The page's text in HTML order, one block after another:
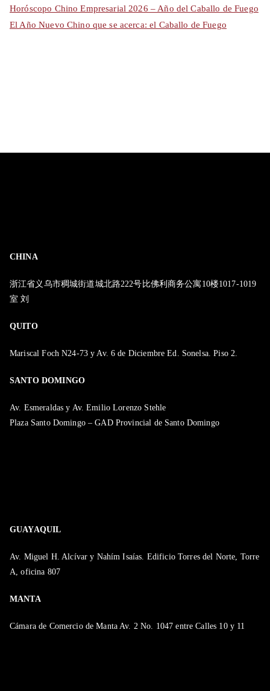
Horóscopo Chino Empresarial 2026 – Año del Caballo de Fuego
El Año Nuevo Chino que se acerca: el Caballo de Fuego
CHINA
浙江省义乌市稠城街道城北路222号比佛利商务公寓10楼1017-1019
室 刘
QUITO
Mariscal Foch N24-73 y Av. 6 de Diciembre Ed. Sonelsa. Piso 2.
SANTO DOMINGO
Av. Esmeraldas y Av. Emilio Lorenzo Stehle
Plaza Santo Domingo – GAD Provincial de Santo Domingo
GUAYAQUIL
Av. Miguel H. Alcívar y Nahím Isaías. Edificio Torres del Norte, Torre
A, oficina 807
MANTA
Cámara de Comercio de Manta Av. 2 No. 1047 entre Calles 10 y 11